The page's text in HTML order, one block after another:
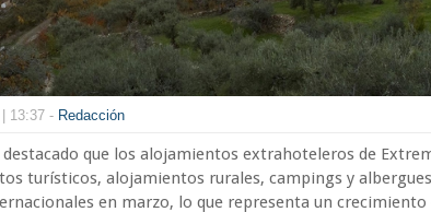
13:37 - Redacción
destacado que los alojamientos extrahoteleros de
turísticos, alojamientos rurales, campings y
en marzo, lo que representa un